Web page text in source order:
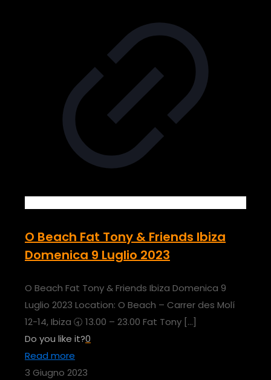
O Beach Fat Tony & Friends Ibiza
Domenica 9 Luglio 2023
O Beach Fat Tony & Friends Ibiza Domenica 9
Luglio 2023 Location: O Beach – Carrer des Molí
12-14, Ibiza 🕣 13.00 – 23.00 Fat Tony […]
Do you like it?0
Read more
3 Giugno 2023